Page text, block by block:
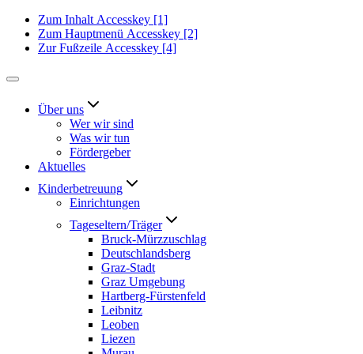
Zum Inhalt Accesskey [1]
Zum Hauptmenü Accesskey [2]
Zur Fußzeile Accesskey [4]
Über uns
Wer wir sind
Was wir tun
Fördergeber
Aktuelles
Kinderbetreuung
Einrichtungen
Tageseltern/Träger
Bruck-Mürzzuschlag
Deutschlandsberg
Graz-Stadt
Graz Umgebung
Hartberg-Fürstenfeld
Leibnitz
Leoben
Liezen